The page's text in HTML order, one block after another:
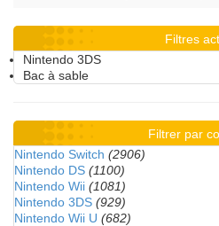
Filtres
Nintendo 3DS
Bac à sable
Filtrer par
Nintendo Switch (2906)
Nintendo DS (1100)
Nintendo Wii (1081)
Nintendo 3DS (929)
Nintendo Wii U (682)